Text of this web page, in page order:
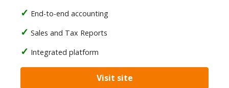
End-to-end accounting
Sales and Tax Reports
Integrated platform
Visit site